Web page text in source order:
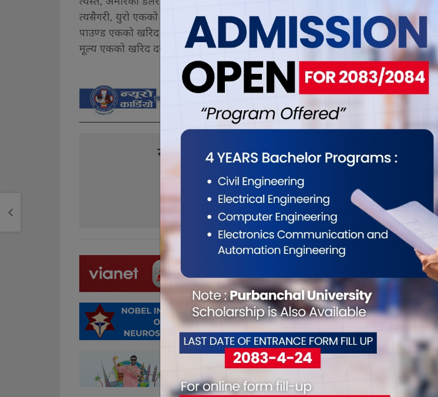
त्यसैगरी, युरो एकको खरिद दर १४४ रुपैयाँ ७५ पैसा र बिक्री दर १४५ रुपैयाँ ४० पैसा रहेको छ ।
पाउण्ड एकको खरिद दर १७१ रुपैयाँ ७९ पैसा र बिक्री दर १७२ रुपैयाँ ५६ पैसा पुगेको छ ।
मूल्य एकको खरिद दर ३६ रुपैयाँ ६६ पैसा र बिक्री दर ३६ रुपैयाँ ८२ पैसा रहेको राष्ट्र बैंकले
यो खबर पढेर तपाईलाई कस्तो महसुस भयो ?
0 0 0 0 0